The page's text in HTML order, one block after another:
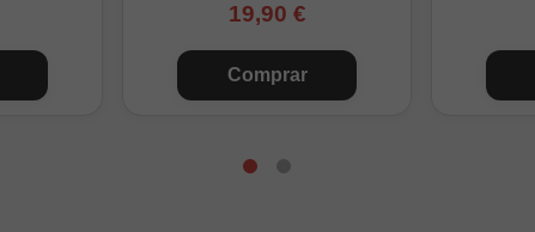
19,90 €
Comprar